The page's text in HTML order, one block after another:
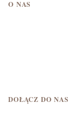
O NAS
DOŁĄCZ DO NAS